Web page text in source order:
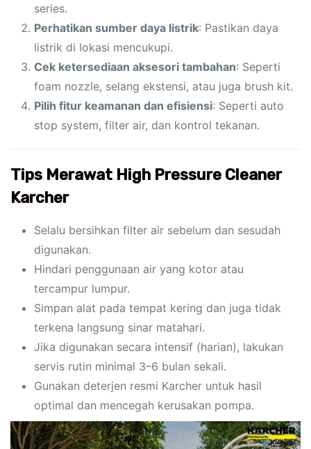
series.
Perhatikan sumber daya listrik: Pastikan daya
listrik di lokasi mencukupi.
Cek ketersediaan aksesori tambahan: Seperti
foam nozzle, selang ekstensi, atau juga brush kit.
Pilih fitur keamanan dan efisiensi: Seperti auto
stop system, filter air, dan kontrol tekanan.
Tips Merawat High Pressure Cleaner
Karcher
Selalu bersihkan filter air sebelum dan sesudah
digunakan.
Hindari penggunaan air yang kotor atau
tercampur lumpur.
Simpan alat pada tempat kering dan juga tidak
terkena langsung sinar matahari.
Jika digunakan secara intensif (harian), lakukan
servis rutin minimal 3–6 bulan sekali.
Gunakan deterjen resmi Karcher untuk hasil
optimal dan mencegah kerusakan pompa.